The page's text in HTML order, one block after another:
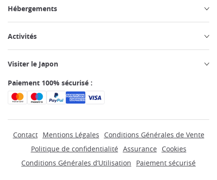
Hébergements
Activités
Visiter le Japon
Paiement 100% sécurisé :
Contact Mentions Légales
Conditions Générales de Vente
Politique de confidentialité Assurance
Cookies
Conditions Générales d’Utilisation
Paiement sécurisé